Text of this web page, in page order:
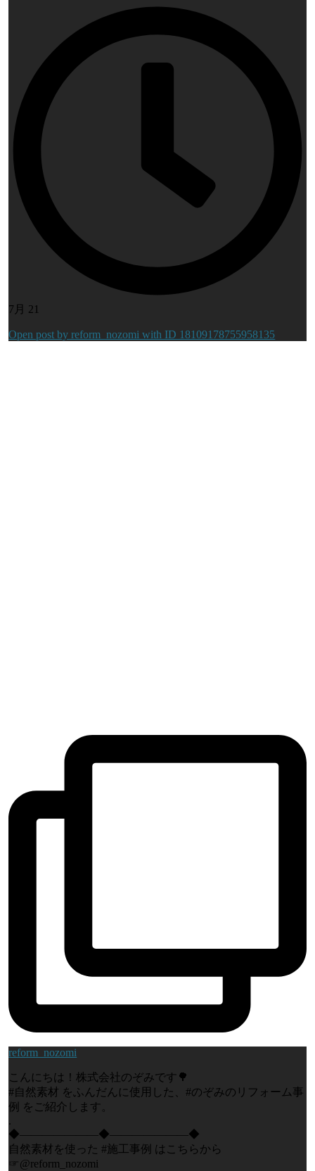
7月 21
Open post by reform_nozomi with ID 18109178755958135
reform_nozomi
こんにちは！株式会社のぞみです🌳
#自然素材 をふんだんに使用した、#のぞみのリフォーム事
例 をご紹介します。
.
◆―――――――◆―――――――◆
自然素材を使った #施工事例 はこちらから
☞@reform_nozomi